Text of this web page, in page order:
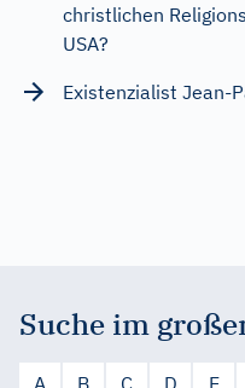
christlichen
USA?
Existenzialist Jean-
Suche im
A B C D E